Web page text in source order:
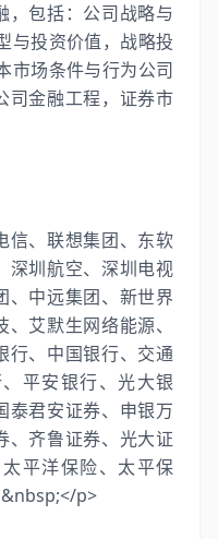
，包括：公司战略与
与投资价值，战略投
市场条件与行为公司
司金融工程，证券市
信、联想集团、东软
深圳航空、深圳电视
、中远集团、新世界
艾默生网络能源、
行、中国银行、交通
平安银行、光大银
泰君安证券、申银万
、齐鲁证券、光大证
平洋保险、太平保
&nbsp;</p>